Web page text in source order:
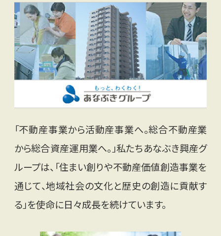
「不動産事業から活動産事業へ。総合不動産業
から総合資産運用業へ。」私たちあなぶき興産グ
ループは、「住まい創りや不動産価値創造事業を
通じて、地域社会の文化と歴史の創造に貢献す
る」を使命に日々成長を続けています。